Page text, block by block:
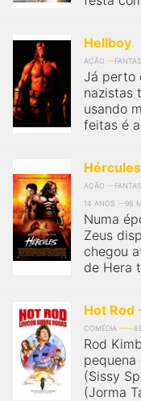
Hellboy
AÇÃO
Já perto
nazistas
usando
feitas é
Hércules
AÇÃO
14 ANOS
98
Numa
Zeus
chegou
de Hera
Hot Rod
COMÉDIA
Rod
pequena
(Sissy
(Jorma